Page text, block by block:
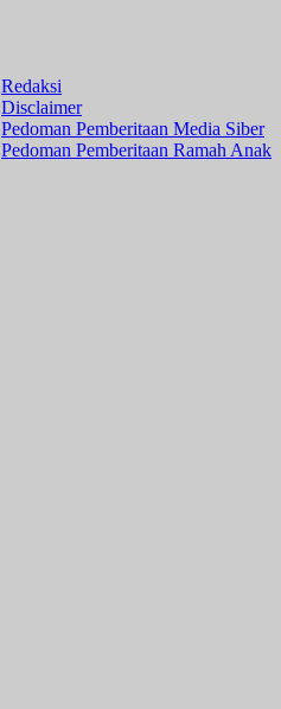
Redaksi
Disclaimer
Pedoman Pemberitaan Media Siber
Pedoman Pemberitaan Ramah Anak